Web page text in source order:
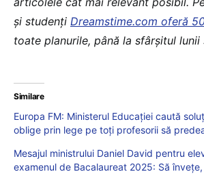
și studenți Dreamstime.com oferă
toate planurile, până la sfârșitul lunii
Similare
Europa FM: Ministerul Educației caută
oblige prin lege pe toți profesorii să
Mesajul ministrului Daniel David pentru
examenul de Bacalaureat 2025: Să